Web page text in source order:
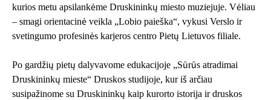
kurios metu apsilankėme Druskininkų miesto muziejuje. Vėliau
– smagi orientacinė veikla „Lobio paieška“, vykusi Verslo ir
svetingumo profesinės karjeros centro Pietų Lietuvos filiale.
Po gardžių pietų dalyvavome edukacijoje „Sūrūs atradimai
Druskininkų mieste“ Druskos studijoje, kur iš arčiau
susipažinome su Druskininkų kaip kurorto istorija ir druskos